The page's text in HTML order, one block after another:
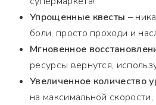
Упрощенные квесты –
боли, просто проходи и
Мгновенное
ресурсы вернутся,
Увеличенное количество
на максимальной